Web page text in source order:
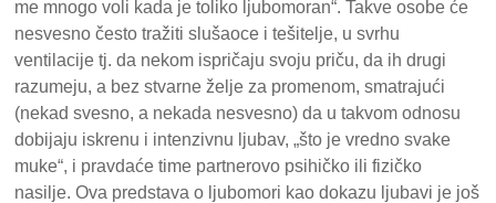
me mnogo voli kada je toliko ljubomoran“. Takve osobe će
nesvesno često tražiti slušaoce i tešitelje, u svrhu
ventilacije tj. da nekom ispričaju svoju priču, da ih drugi
razumeju, a bez stvarne želje za promenom, smatrajući
(nekad svesno, a nekada nesvesno) da u takvom odnosu
dobijaju iskrenu i intenzivnu ljubav, „što je vredno svake
muke“, i pravdaće time partnerovo psihičko ili fizičko
nasilje. Ova predstava o ljubomori kao dokazu ljubavi je još